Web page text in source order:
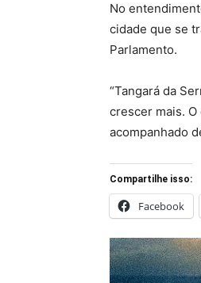
No
cidade que se
Parlamento.
“Tangará da
crescer mais.
acompanhado
Compartilhe isso:
Facebook